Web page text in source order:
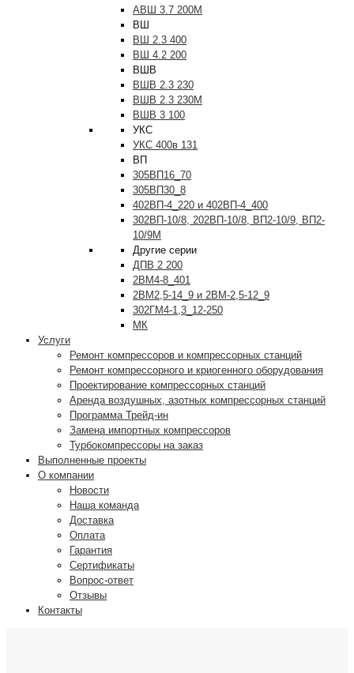
АВШ 3.7 200М
ВШ
ВШ 2.3 400
ВШ 4.2 200
ВШВ
ВШВ 2.3 230
ВШВ 2.3 230М
ВШВ 3 100
УКС
УКС 400в 131
ВП
305ВП16_70
305ВП30_8
402ВП-4_220 и 402ВП-4_400
302ВП-10/8, 202ВП-10/8, ВП2-10/9, ВП2-
10/9М
Другие серии
ДПВ 2 200
2ВМ4-8_401
2ВМ2,5-14_9 и 2ВМ-2,5-12_9
302ГМ4-1,3_12-250
МК
Услуги
Ремонт компрессоров и компрессорных станций
Ремонт компрессорного и криогенного оборудования
Проектирование компрессорных станций
Аренда воздушных, азотных компрессорных станций
Программа Трейд-ин
Замена импортных компрессоров
Турбокомпрессоры на заказ
Выполненные проекты
О компании
Новости
Наша команда
Доставка
Оплата
Гарантия
Сертификаты
Вопрос-ответ
Отзывы
Контакты